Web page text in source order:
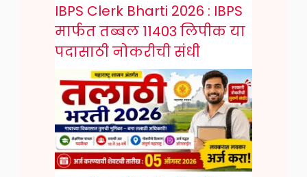
IBPS Clerk Bharti 2026 : IBPS
मार्फत तब्बल 11403 लिपीक या
पदासाठी नोकरीची संधी